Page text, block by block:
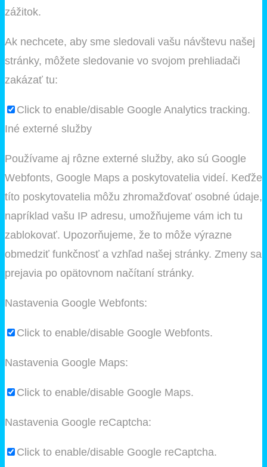
zážitok.
Ak nechcete, aby sme sledovali vašu návštevu našej
stránky, môžete sledovanie vo svojom prehliadači
zakázať tu:
Click to enable/disable Google Analytics tracking.
Iné externé služby
Používame aj rôzne externé služby, ako sú Google
Webfonts, Google Maps a poskytovatelia videí. Keďže
títo poskytovatelia môžu zhromažďovať osobné údaje,
napríklad vašu IP adresu, umožňujeme vám ich tu
zablokovať. Upozorňujeme, že to môže výrazne
obmedziť funkčnosť a vzhľad našej stránky. Zmeny sa
prejavia po opätovnom načítaní stránky.
Nastavenia Google Webfonts:
Click to enable/disable Google Webfonts.
Nastavenia Google Maps:
Click to enable/disable Google Maps.
Nastavenia Google reCaptcha:
Click to enable/disable Google reCaptcha.